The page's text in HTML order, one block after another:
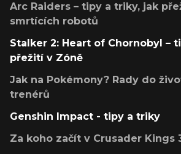
Arc Raiders – tipy a triky, jak
smrtících robotů
Stalker 2: Heart of Chornobyl –
přežití v Zóně
Jak na Pokémony? Rady do
trenérů
Genshin Impact - tipy a triky
Za koho začít v Crusader Kings